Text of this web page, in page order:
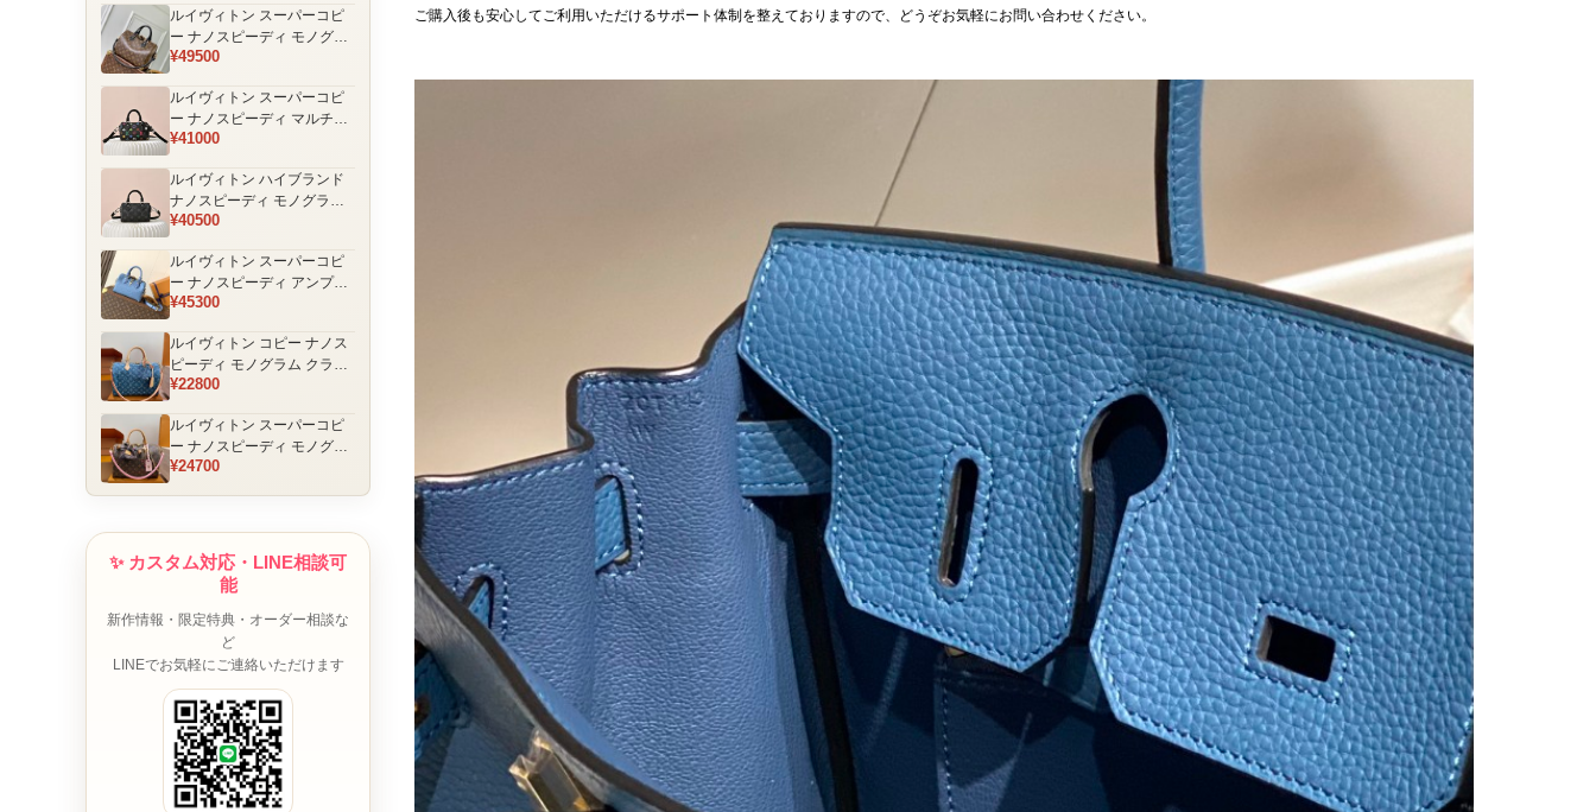
気モデル
ルイヴィトン スーパーコピ
ー ナノスピーディ モノグラ
ム ブラックハンドル 2WAY
¥49500
ルイヴィトン スーパーコピ
ー ナノスピーディ マルチカ
ラーモノグラム ミニボスト
ス
¥41000
ルイヴィトン ハイブランド
ナノスピーディ モノグラム
シャドウ 2WAYミニバッグ
¥40500
ルイヴィトン スーパーコピ
ー ナノスピーディ アンプラ
ントレザー ミニボストンバ
すめ
¥45300
ルイヴィトン コピー ナノス
ピーディ モノグラム クラシ
ックデザイン ミニボストン
¥22800
ルイヴィトン スーパーコピ
ー ナノスピーディ モノグラ
ム チャーム装飾 ミニボスト
¥24700
✨ カスタム対応・LINE相談可
能
新作情報・限定特典・オーダー相談な
ど
LINEでお気軽にご連絡いただけます
ご購入後も安心してご利用いただけるサポート体制を整えておりますので、どうぞお気軽にお問い合わせください。